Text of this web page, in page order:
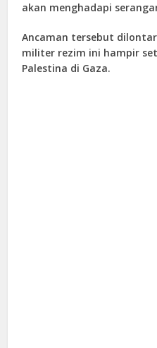
akan menghadapi
Ancaman tersebut
militer rezim ini hampir
Palestina di Gaza.